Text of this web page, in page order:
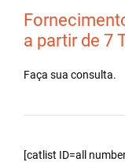
a partir de 7
Faça sua consulta.
[catlist ID=all